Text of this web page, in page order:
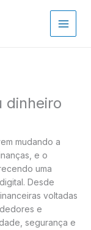
dinheiro
mudando a
e o
uma
Desde
voltadas
e
segurança e